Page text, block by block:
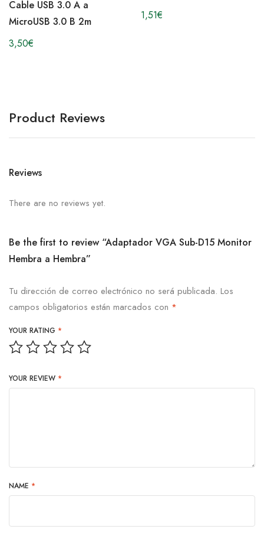
Cable USB 3.0 A a
MicroUSB 3.0 B 2m
3,50€
1,51€
Product Reviews
Reviews
There are no reviews yet.
Be the first to review “Adaptador VGA Sub-D15 Monitor
Hembra a Hembra”
Tu dirección de correo electrónico no será publicada. Los
campos obligatorios están marcados con *
YOUR RATING *
YOUR REVIEW *
NAME *